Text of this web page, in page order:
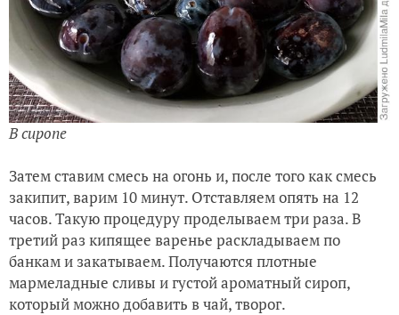
В сиропе
Затем ставим смесь на огонь и, после того как смесь
закипит, варим 10 минут. Отставляем опять на 12
часов. Такую процедуру проделываем три раза. В
третий раз кипящее варенье раскладываем по
банкам и закатываем. Получаются плотные
мармеладные сливы и густой ароматный сироп,
который можно добавить в чай, творог.